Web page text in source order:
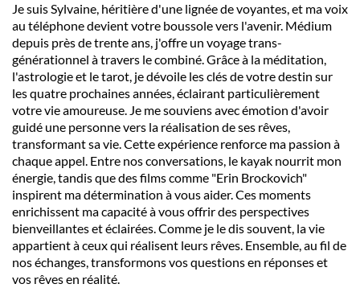
Je suis Sylvaine, héritière d'une lignée de voyantes, et ma voix
au téléphone devient votre boussole vers l'avenir. Médium
depuis près de trente ans, j'offre un voyage trans-
générationnel à travers le combiné. Grâce à la méditation,
l'astrologie et le tarot, je dévoile les clés de votre destin sur
les quatre prochaines années, éclairant particulièrement
votre vie amoureuse. Je me souviens avec émotion d'avoir
guidé une personne vers la réalisation de ses rêves,
transformant sa vie. Cette expérience renforce ma passion à
chaque appel. Entre nos conversations, le kayak nourrit mon
énergie, tandis que des films comme "Erin Brockovich"
inspirent ma détermination à vous aider. Ces moments
enrichissent ma capacité à vous offrir des perspectives
bienveillantes et éclairées. Comme je le dis souvent, la vie
appartient à ceux qui réalisent leurs rêves. Ensemble, au fil de
nos échanges, transformons vos questions en réponses et
vos rêves en réalité.